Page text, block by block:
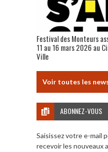
Festival des Monteurs
11 au 16 mars 2026 au
Ville
Voir toutes les
ABONNEZ-VOUS
Saisissez votre e-mail
recevoir les nouveaux